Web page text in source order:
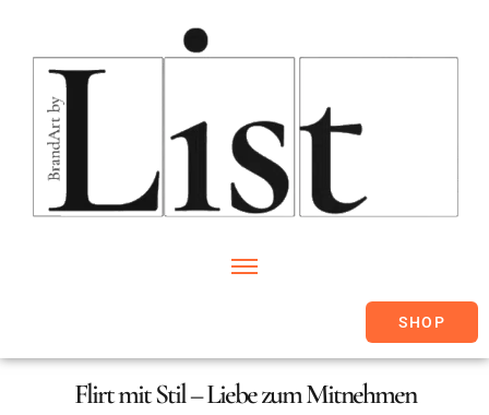
SHOP
Flirt mit Stil – Liebe zum Mitnehmen